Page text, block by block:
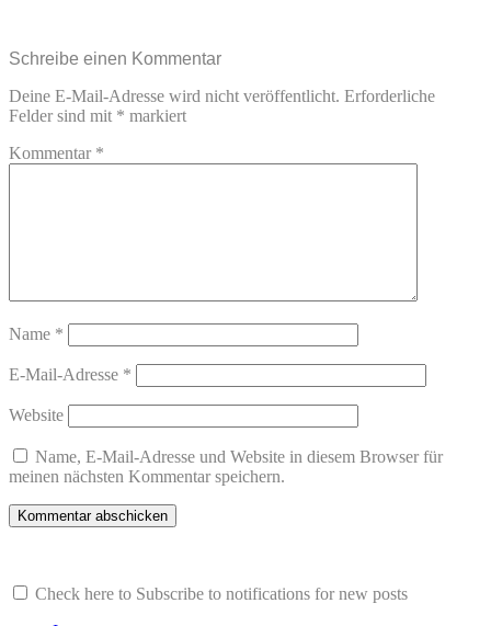
Schreibe einen Kommentar
Deine E-Mail-Adresse wird nicht veröffentlicht. Erforderliche
Felder sind mit * markiert
Kommentar *
Name *
E-Mail-Adresse *
Website
Name, E-Mail-Adresse und Website in diesem Browser für
meinen nächsten Kommentar speichern.
Check here to Subscribe to notifications for new posts